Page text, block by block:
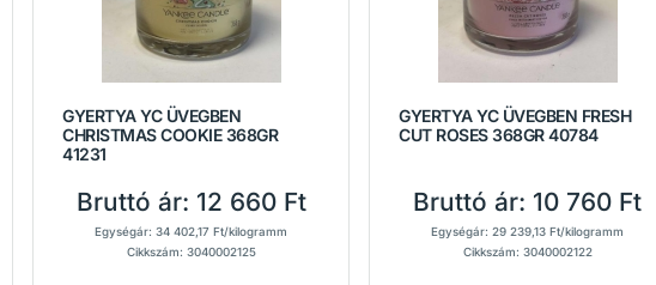
GYERTYA YC ÜVEGBEN
CHRISTMAS COOKIE 368GR
41231
Bruttó ár: 12 660 Ft
Egységár: 34 402,17 Ft/kilogramm
Cikkszám: 3040002125
GYERTYA YC ÜVEGBEN FRESH
CUT ROSES 368GR 40784
Bruttó ár: 10 760 Ft
Egységár: 29 239,13 Ft/kilogramm
Cikkszám: 3040002122